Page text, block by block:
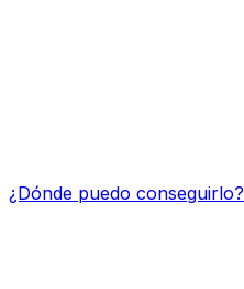
¿Dónde puedo conseguirlo?